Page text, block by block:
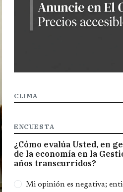
CLIMA
ENCUESTA
¿Cómo evalúa Usted, en
de la economía en la
años transcurridos?
Opciones
Mi opinión es negativa;